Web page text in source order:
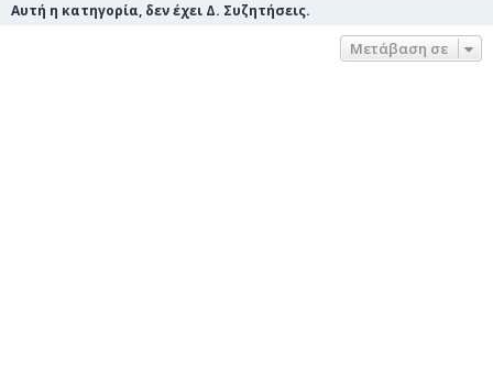
Αυτή η κατηγορία, δεν έχει Δ. Συζητήσεις.
Μετάβαση σε